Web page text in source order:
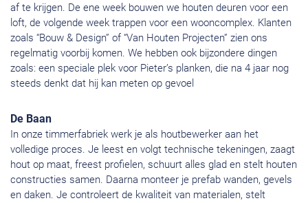
af te krijgen. De ene week bouwen we houten deuren voor een
loft, de volgende week trappen voor een wooncomplex. Klanten
zoals “Bouw & Design” of “Van Houten Projecten” zien ons
regelmatig voorbij komen. We hebben ook bijzondere dingen
zoals: een speciale plek voor Pieter’s planken, die na 4 jaar nog
steeds denkt dat hij kan meten op gevoel
De Baan
In onze timmerfabriek werk je als houtbewerker aan het
volledige proces. Je leest en volgt technische tekeningen, zaagt
hout op maat, freest profielen, schuurt alles glad en stelt houten
constructies samen. Daarna monteer je prefab wanden, gevels
en daken. Je controleert de kwaliteit van materialen, stelt